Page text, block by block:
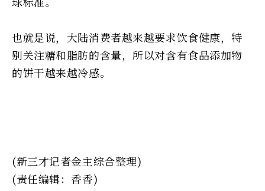
也就是说，大陆消费者越来越要求饮食健康，特
别关注糖和脂肪的含量，所以对含有食品添加物
的饼干越来越冷感。
(新三才记者金主综合整理)
(责任编辑：香香)